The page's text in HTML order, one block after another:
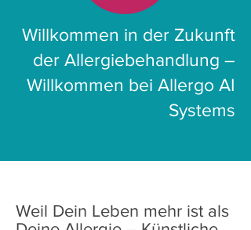
Willkommen in der Zukunft
der Allergiebehandlung –
Willkommen bei Allergo AI
Systems
Weil Dein Leben mehr ist als